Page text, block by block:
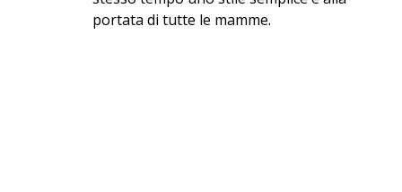
portata di tutte le mamme.